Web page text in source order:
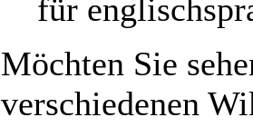
für
Möchten Sie
verschiedenen